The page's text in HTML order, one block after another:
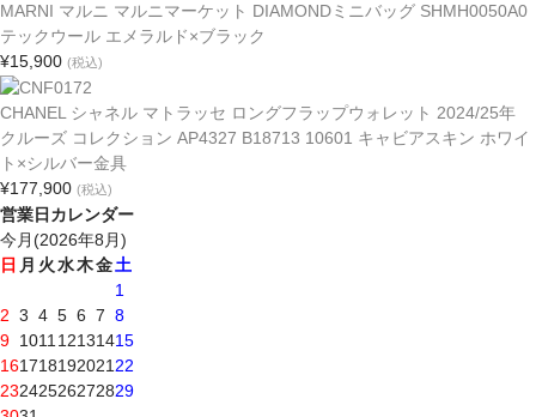
MARNI マルニ マルニマーケット DIAMONDミニバッグ SHMH0050A0
テックウール エメラルド×ブラック
¥15,900 (税込)
CHANEL シャネル マトラッセ ロングフラップウォレット 2024/25年
クルーズ コレクション AP4327 B18713 10601 キャビアスキン ホワイ
ト×シルバー金具
¥177,900 (税込)
営業日カレンダー
今月(2026年8月)
日 月 火水木金土
1
2 3 4 5 6 7 8
9 1011 12131415
161718192021 22
23242526272829